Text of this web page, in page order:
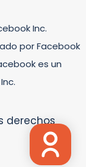
Inc.
por Facebook
es un
derechos